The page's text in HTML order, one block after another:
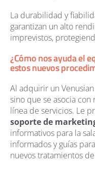
La durabilidad y
garantizan un alto
imprevistos,
¿Cómo nos ayuda el
estos nuevos
Al adquirir un
sino que se asocia con
línea de servicios. Le
soporte de
informativos para la
informados y guías
nuevos tratamientos